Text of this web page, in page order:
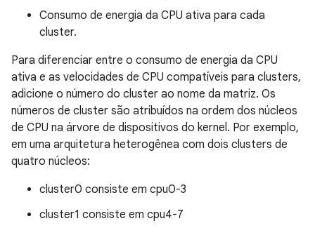
Consumo de energia da CPU ativa para cada
cluster.
Para diferenciar entre o consumo de energia da CPU
ativa e as velocidades de CPU compatíveis para clusters,
adicione o número do cluster ao nome da matriz. Os
números de cluster são atribuídos na ordem dos núcleos
de CPU na árvore de dispositivos do kernel. Por exemplo,
em uma arquitetura heterogênea com dois clusters de
quatro núcleos:
cluster0 consiste em cpu0-3
cluster1 consiste em cpu4-7